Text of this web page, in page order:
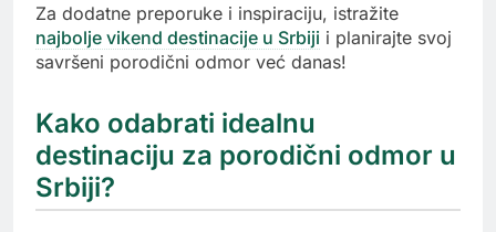
Za dodatne preporuke i inspiraciju, istražite
najbolje vikend destinacije u Srbiji i planirajte svoj
savršeni porodični odmor već danas!
Kako odabrati idealnu
destinaciju za porodični odmor u
Srbiji?